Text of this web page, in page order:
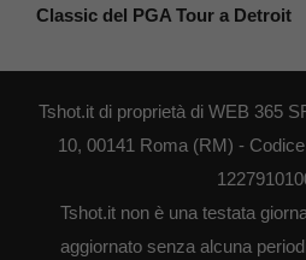
Classic del PGA Tour a Detroit
Tshot.it di proprietà di WEB 365
10, 00141 Roma (RM) -
Tshot.it non è una testata
aggiornato senza alcuna